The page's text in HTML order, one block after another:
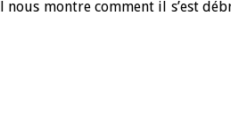
nous montre comment il s’est